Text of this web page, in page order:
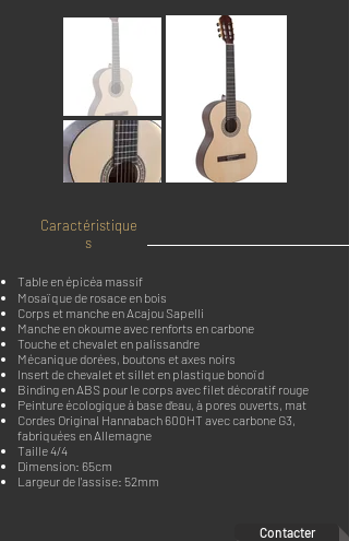
Contacter
Table en épicéa massif
Mosaïque de rosace en bois
Corps et manche en Acajou Sapelli
Manche en okoume avec renforts en carbone
Touche et chevalet en palissandre
Mécanique dorées, boutons et axes noirs
Insert de chevalet et sillet en plastique bonoïd
Binding en ABS pour le corps avec filet décoratif rouge
Peinture écologique à base d‘eau, à pores ouverts, mat
Cordes Original Hannabach 600HT avec carbone G3,
fabriquées en Allemagne
Taille 4/4
Dimension: 65cm
Largeur de l'assise: 52mm
Caractéristique
s